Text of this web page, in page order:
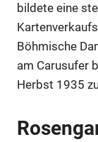
bildete eine
Böhmische
am Carusufer
Herbst 1935